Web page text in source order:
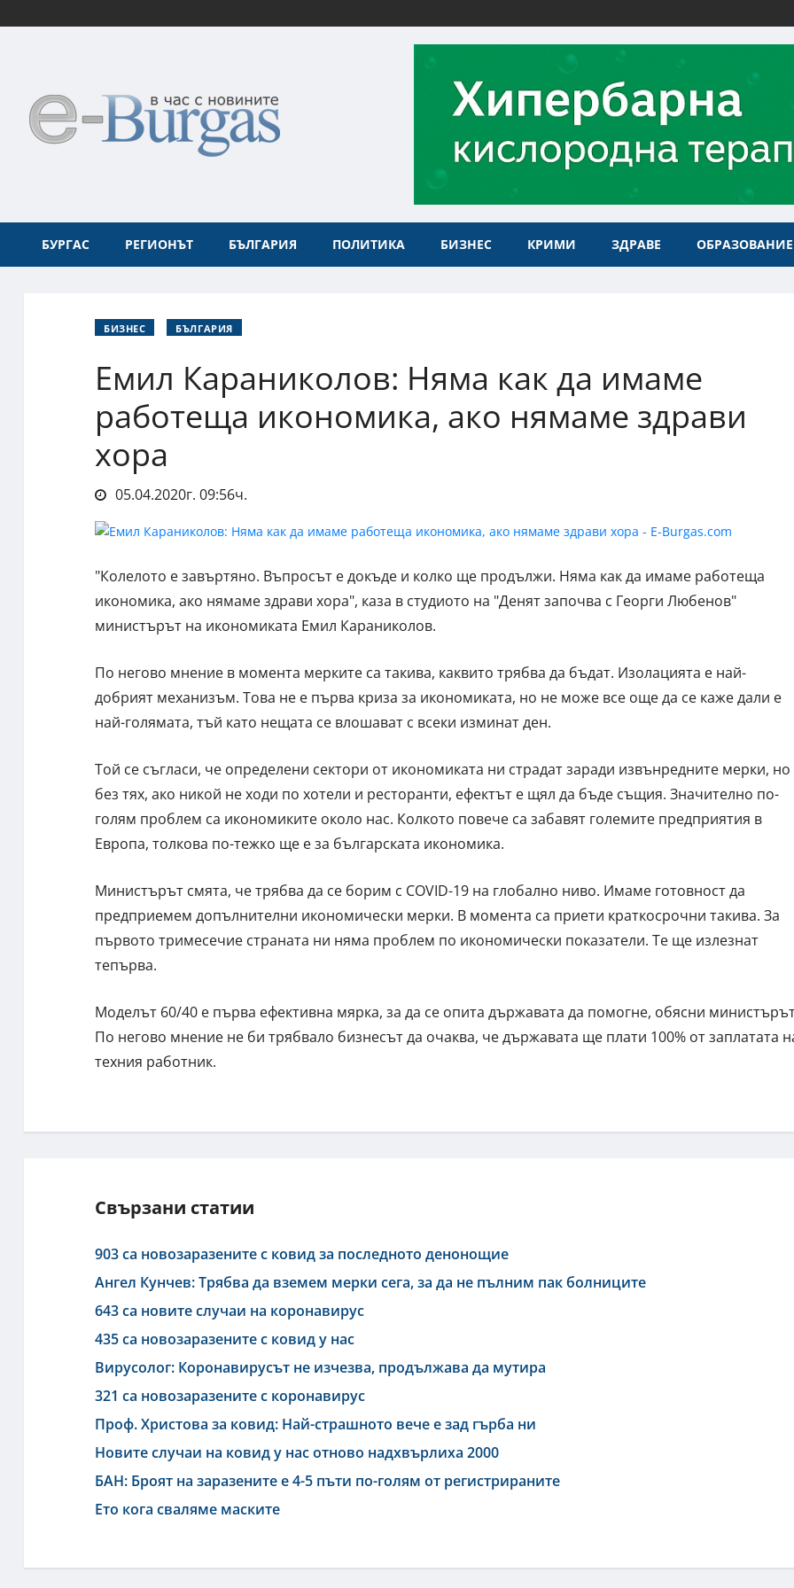
БУРГАС РЕГИОНЪТ БЪЛГАРИЯ ПОЛИТИКА БИЗНЕС КРИМИ ЗДРАВЕ ОБРАЗОВАНИЕ
БИЗНЕС БЪЛГАРИЯ
Емил Караниколов: Няма как да имаме
работеща икономика, ако нямаме здрави
хора
05.04.2020г. 09:56ч.
"Колелото е завъртяно. Въпросът е докъде и колко ще продължи. Няма как да имаме работеща
икономика, ако нямаме здрави хора", каза в студиото на "Денят започва с Георги Любенов"
министърът на икономиката Емил Караниколов.
По негово мнение в момента мерките са такива, каквито трябва да бъдат. Изолацията е най-
добрият механизъм. Това не е първа криза за икономиката, но не може все още да се каже дали е
най-голямата, тъй като нещата се влошават с всеки изминат ден.
Той се съгласи, че определени сектори от икономиката ни страдат заради извънредните мерки, но
без тях, ако никой не ходи по хотели и ресторанти, ефектът е щял да бъде същия. Значително по-
голям проблем са икономиките около нас. Колкото повече са забавят големите предприятия в
Европа, толкова по-тежко ще е за българската икономика.
Министърът смята, че трябва да се борим с COVID-19 на глобално ниво. Имаме готовност да
предприемем допълнителни икономически мерки. В момента са приети краткосрочни такива. За
първото тримесечие страната ни няма проблем по икономически показатели. Те ще излезнат
тепърва.
Моделът 60/40 е първа ефективна мярка, за да се опита държавата да помогне, обясни
По негово мнение не би трябвало бизнесът да очаква, че държавата ще плати 100% от заплатата
техния работник.
Свързани статии
903 са новозаразените с ковид за последното денонощие
Ангел Кунчев: Трябва да вземем мерки сега, за да не пълним пак болниците
643 са новите случаи на коронавирус
435 са новозаразените с ковид у нас
Вирусолог: Коронавирусът не изчезва, продължава да мутира
321 са новозаразените с коронавирус
Проф. Христова за ковид: Най-страшното вече е зад гърба ни
Новите случаи на ковид у нас отново надхвърлиха 2000
БАН: Броят на заразените е 4-5 пъти по-голям от регистрираните
Ето кога сваляме маските